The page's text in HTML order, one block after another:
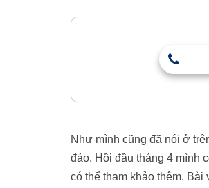
Như mình cũng đã nói ở
đảo. Hồi đầu tháng 4 mình
có thể tham khảo thêm.